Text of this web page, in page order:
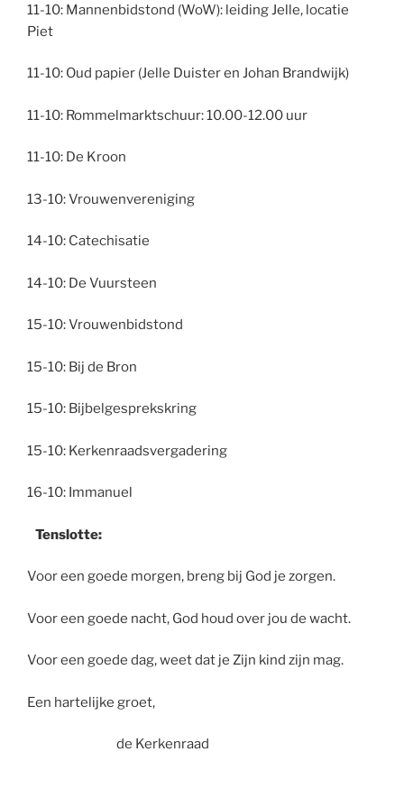
11-10: Mannenbidstond (WoW): leiding Jelle, locatie
Piet
11-10: Oud papier (Jelle Duister en Johan Brandwijk)
11-10: Rommelmarktschuur: 10.00-12.00 uur
11-10: De Kroon
13-10: Vrouwenvereniging
14-10: Catechisatie
14-10: De Vuursteen
15-10: Vrouwenbidstond
15-10: Bij de Bron
15-10: Bijbelgesprekskring
15-10: Kerkenraadsvergadering
16-10: Immanuel
Tenslotte:
Voor een goede morgen, breng bij God je zorgen.
Voor een goede nacht, God houd over jou de wacht.
Voor een goede dag, weet dat je Zijn kind zijn mag.
Een hartelijke groet,
de Kerkenraad